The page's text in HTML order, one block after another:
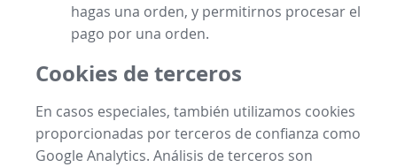
hagas una orden, y permitirnos procesar el
pago por una orden.
Cookies de terceros
En casos especiales, también utilizamos cookies
proporcionadas por terceros de confianza como
Google Analytics. Análisis de terceros son